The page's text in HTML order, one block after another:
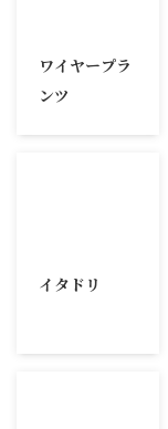
ワイヤープラ
ンツ
イタドリ